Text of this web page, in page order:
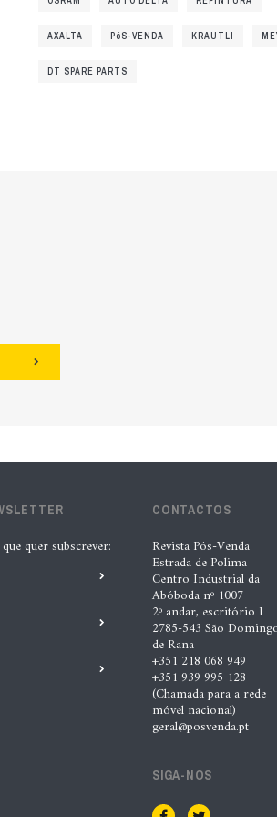
AXALTA PóS-VENDA KRAUTLI
DT SPARE PARTS
quer subscrever:
CONTACTOS
Revista Pós-Venda
Estrada de Polima
Centro Industrial da
Abóboda nº 1007
2º andar, escritório I
2785-543 São
de Rana
+351 218 068 949
+351 939 995 128
(Chamada para a rede
móvel nacional)
geral@posvenda.pt
SIGA-NOS